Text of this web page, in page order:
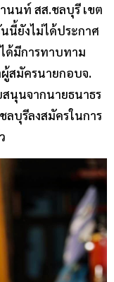
นนท์ สส.ชลบุรี เขต
นี้ยังไม่ได้ประกาศ
ด้มีการทาบทาม
สมัครนายกอบจ.
นุนจากนายธนาธร
ลบุรีลงสมัครในการ